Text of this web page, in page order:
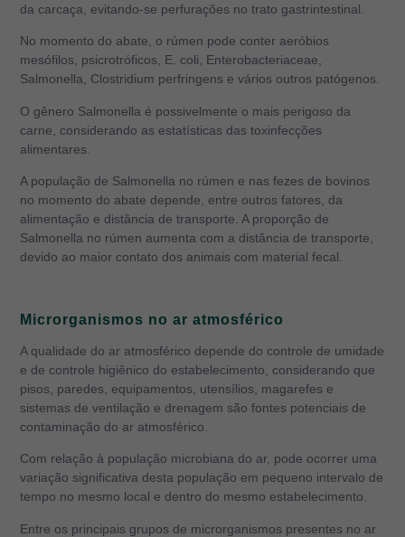
da carcaça, evitando-se perfurações no trato gastrintestinal.
No momento do abate, o rúmen pode conter aeróbios
mesófilos, psicrotróficos, E. coli, Enterobacteriaceae,
Salmonella, Clostridium perfringens e vários outros patógenos.
O gênero Salmonella é possivelmente o mais perigoso da
carne, considerando as estatísticas das toxinfecções
alimentares.
A população de Salmonella no rúmen e nas fezes de bovinos
no momento do abate depende, entre outros fatores, da
alimentação e distância de transporte. A proporção de
Salmonella no rúmen aumenta com a distância de transporte,
devido ao maior contato dos animais com material fecal.
Microrganismos no ar atmosférico
A qualidade do ar atmosférico depende do controle de umidade
e de controle higiênico do estabelecimento, considerando que
pisos, paredes, equipamentos, utensílios, magarefes e
sistemas de ventilação e drenagem são fontes potenciais de
contaminação do ar atmosférico.
Com relação à população microbiana do ar, pode ocorrer uma
variação significativa desta população em pequeno intervalo de
tempo no mesmo local e dentro do mesmo estabelecimento.
Entre os principais grupos de microrganismos presentes no ar